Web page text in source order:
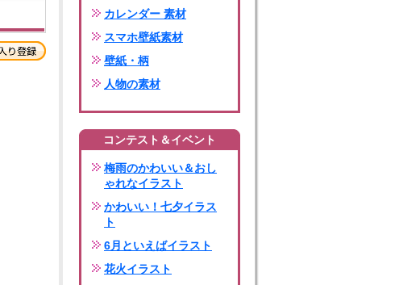
カレンダー 素材
スマホ壁紙素材
壁紙・柄
人物の素材
コンテスト＆イベント
梅雨のかわいい＆おし
ゃれなイラスト
かわいい！七夕イラス
ト
6月といえばイラスト
花火イラスト